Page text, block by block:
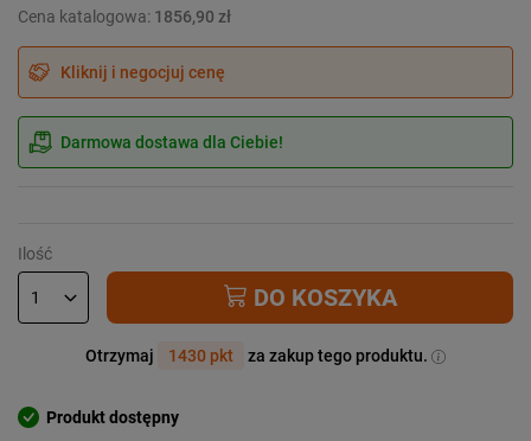
Cena katalogowa: 1856,90 zł
Kliknij i negocjuj cenę
Darmowa dostawa dla Ciebie!
Ilość
DO KOSZYKA
Otrzymaj 1430 pkt za zakup tego produktu.
Produkt dostępny